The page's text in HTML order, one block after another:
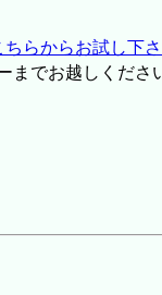
らからお試し下
でお越しくださ